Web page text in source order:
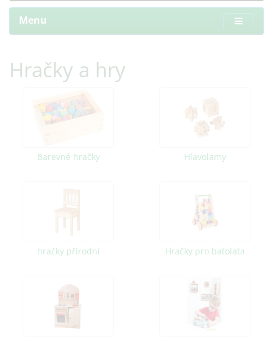
Menu
Hračky a hry
Barevné hračky Hlavolamy
hračky přírodní Hračky pro batolata